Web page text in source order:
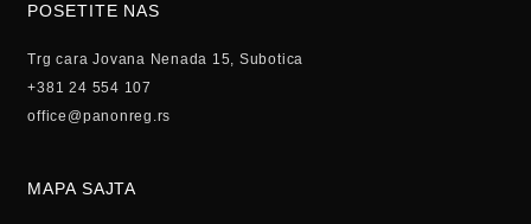
POSETITE NAS
Trg cara Jovana Nenada 15, Subotica
+381 24 554 107
office@panonreg.rs
MAPA SAJTA